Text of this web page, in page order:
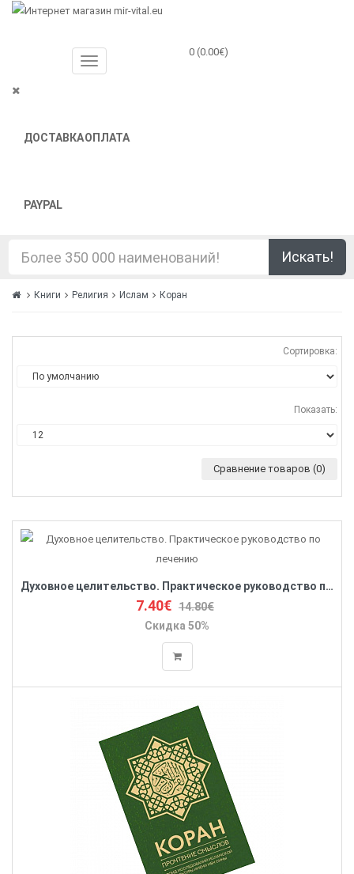
ДОСТАВКАОПЛАТА
PAYPAL
0 (0.00€)
Искать!
Книги Религия Ислам Коран
Сортировка:
Показать:
Сравнение товаров (0)
Духовное целительство. Практическое руководство по лечению
7.40€ 14.80€
Скидка 50%